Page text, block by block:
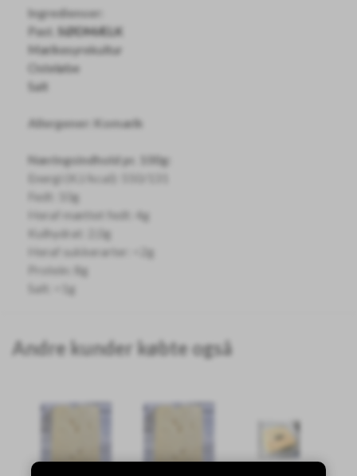
Ingredienser:
Past. SØDMÆLK
Mælkesyrekultur
Osteløbe
Salt
Allergener: Komælk
Næringsindhold pr. 100g:
Energi (KJ/kcal): 550/131
Fedt: 10g
Heraf mættet fedt: 4g
Kulhydrat: 2,0g
Heraf sukkerarter: <2g
Protein: 8g
Salt: <1g
Andre kunder købte også